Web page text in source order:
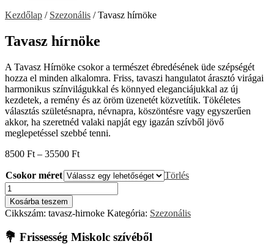
Kezdőlap / Szezonális / Tavasz hírnöke
Tavasz hírnöke
A Tavasz Hírnöke csokor a természet ébredésének üde szépségét
hozza el minden alkalomra. Friss, tavaszi hangulatot árasztó virágai
harmonikus színvilágukkal és könnyed eleganciájukkal az új
kezdetek, a remény és az öröm üzenetét közvetítik. Tökéletes
választás születésnapra, névnapra, köszöntésre vagy egyszerűen
akkor, ha szeretnéd valaki napját egy igazán szívből jövő
meglepetéssel szebbé tenni.
8500 Ft – 35500 FtÁrtartomány:
-
35500 Ft
Csokor méret
Törlés
Tavasz
hírnöke
mennyiség
Kosárba teszem
Cikkszám: tavasz-hirnoke Kategória: Szezonális
💐 Frissesség Miskolc szívéből